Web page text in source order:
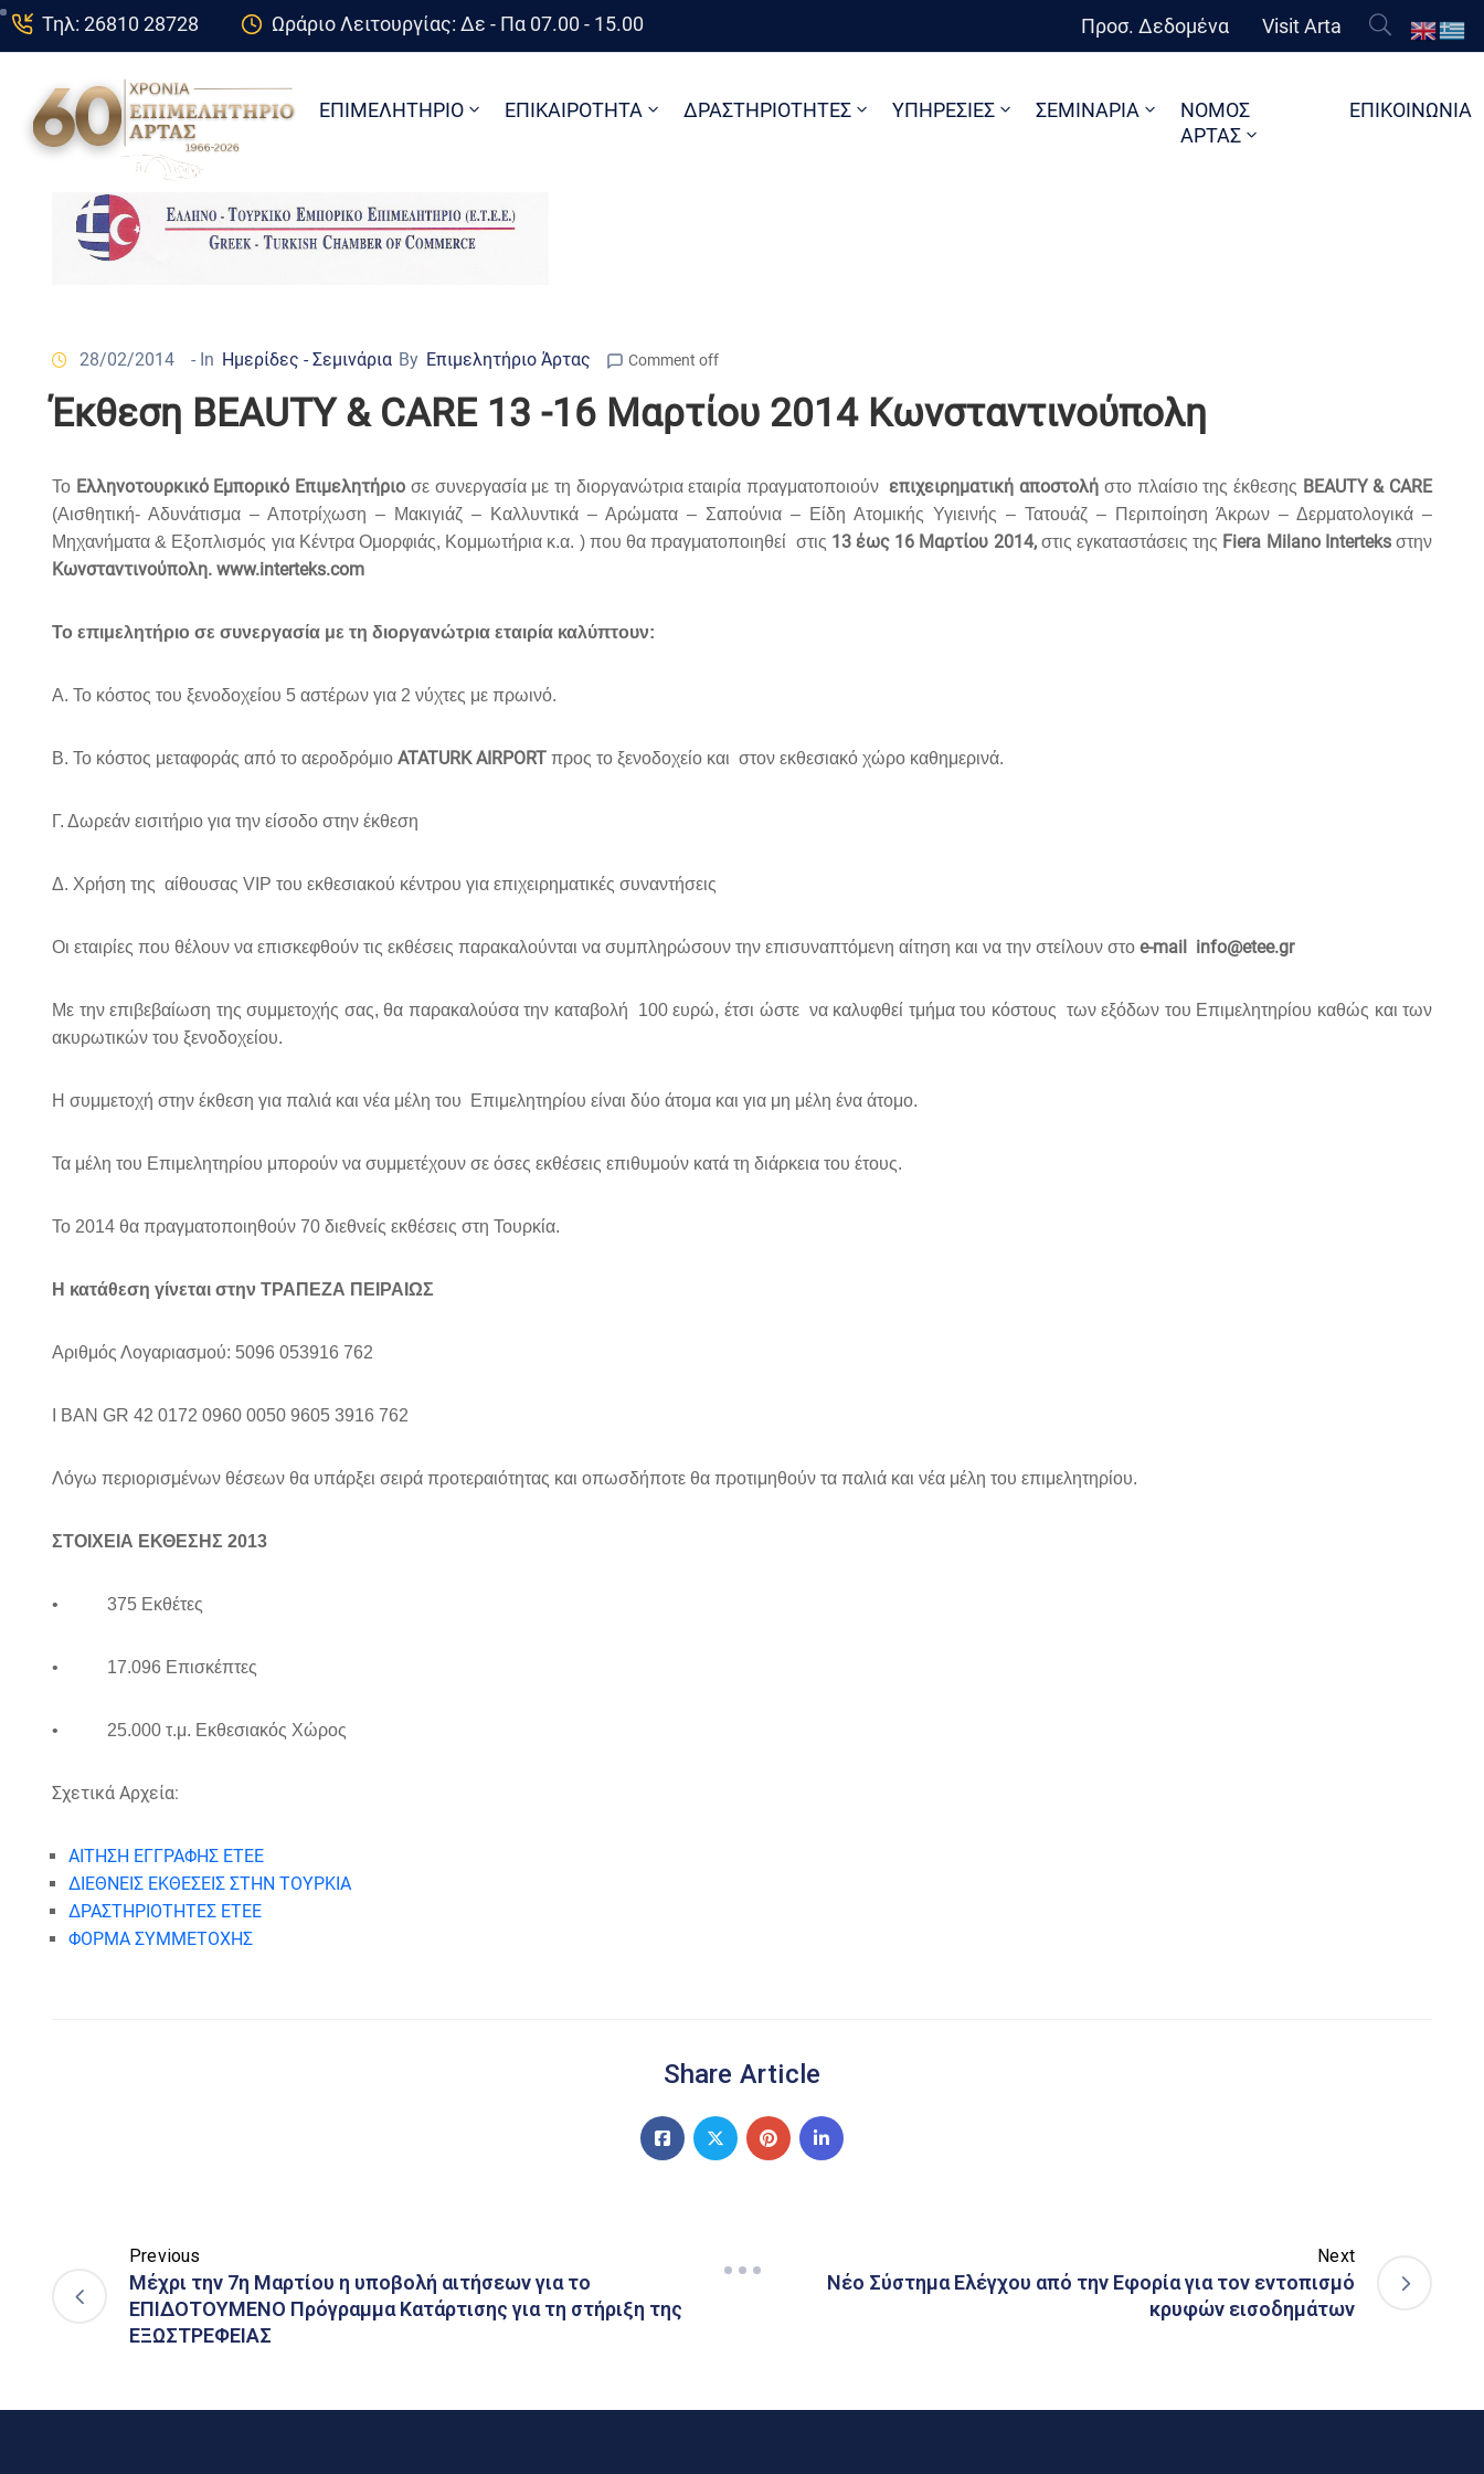
Τηλ: 26810 28728 Ωράριο Λειτουργίας: Δε - Πα 07.00 - 15.00 Προσ. Δεδομένα Visit Arta
ΕΠΙΜΕΛΗΤΗΡΙΟ ΕΠΙΚΑΙΡΟΤΗΤΑ ΔΡΑΣΤΗΡΙΟΤΗΤΕΣ ΥΠΗΡΕΣΙΕΣ ΣΕΜΙΝΑΡΙΑ
ΝΟΜΟΣ
ΑΡΤΑΣ
ΕΠΙΚΟΙΝΩΝΙΑ
28/02/2014 - In Ημερίδες - Σεμινάρια By Επιμελητήριο Άρτας Comment off
Έκθεση BEAUTY & CARE 13 -16 Μαρτίου 2014 Κωνσταντινούπολη
Το Ελληνοτουρκικό Εμπορικό Επιμελητήριο σε συνεργασία με τη διοργανώτρια εταιρία πραγματοποιούν επιχειρηματική αποστολή στο πλαίσιο της έκθεσης BEAUTY & CARE
(Αισθητική- Αδυνάτισμα – Αποτρίχωση – Μακιγιάζ – Καλλυντικά – Αρώματα – Σαπούνια – Είδη Ατομικής Υγιεινής – Τατουάζ – Περιποίηση Άκρων – Δερματολογικά –
Μηχανήματα & Εξοπλισμός για Κέντρα Ομορφιάς, Κομμωτήρια κ.α. ) που θα πραγματοποιηθεί στις 13 έως 16 Μαρτίου 2014,στις εγκαταστάσεις της Fiera Milano Interteksστην
Κωνσταντινούπολη. www.interteks.com
Το επιμελητήριο σε συνεργασία με τη διοργανώτρια εταιρία καλύπτουν:
Α. Το κόστος του ξενοδοχείου 5 αστέρων για 2 νύχτες με πρωινό.
Β. Το κόστος μεταφοράς από το αεροδρόμιο ATATURK AIRPORT προς το ξενοδοχείο και στον εκθεσιακό χώρο καθημερινά.
Γ. Δωρεάν εισιτήριο για την είσοδο στην έκθεση
Δ. Χρήση της αίθουσας VIP του εκθεσιακού κέντρου για επιχειρηματικές συναντήσεις
Οι εταιρίες που θέλουν να επισκεφθούν τις εκθέσεις παρακαλούνται να συμπληρώσουν την επισυναπτόμενη αίτηση και να την στείλουν στο e-mail info@etee.gr
Με την επιβεβαίωση της συμμετοχής σας, θα παρακαλούσα την καταβολή 100 ευρώ, έτσι ώστε να καλυφθεί τμήμα του κόστους των εξόδων του Επιμελητηρίου καθώς και των
ακυρωτικών του ξενοδοχείου.
Η συμμετοχή στην έκθεση για παλιά και νέα μέλη του Επιμελητηρίου είναι δύο άτομα και για μη μέλη ένα άτομο.
Τα μέλη του Επιμελητηρίου μπορούν να συμμετέχουν σε όσες εκθέσεις επιθυμούν κατά τη διάρκεια του έτους.
To 2014 θα πραγματοποιηθούν 70 διεθνείς εκθέσεις στη Τουρκία.
Η κατάθεση γίνεται στην ΤΡΑΠΕΖΑ ΠΕΙΡΑΙΩΣ
Αριθμός Λογαριασμού: 5096 053916 762
I BAN GR 42 0172 0960 0050 9605 3916 762
Λόγω περιορισμένων θέσεων θα υπάρξει σειρά προτεραιότητας και οπωσδήποτε θα προτιμηθούν τα παλιά και νέα μέλη του επιμελητηρίου.
ΣΤΟΙΧΕΙΑ ΕΚΘΕΣΗΣ 2013
• 375 Εκθέτες
• 17.096 Επισκέπτες
• 25.000 τ.μ. Εκθεσιακός Χώρος
Σχετικά Αρχεία:
ΑΙΤΗΣΗ ΕΓΓΡΑΦΗΣ ΕΤΕΕ
ΔΙΕΘΝΕΙΣ ΕΚΘΕΣΕΙΣ ΣΤΗΝ ΤΟΥΡΚΙΑ
ΔΡΑΣΤΗΡΙΟΤΗΤΕΣ ΕΤΕΕ
ΦΟΡΜΑ ΣΥΜΜΕΤΟΧΗΣ
Share Article
Previous
Mέχρι την 7η Μαρτίου η υποβολή αιτήσεων για το
ΕΠΙΔΟΤΟΥΜΕΝΟ Πρόγραμμα Κατάρτισης για τη στήριξη της
ΕΞΩΣΤΡΕΦΕΙΑΣ
Next
Νέο Σύστημα Ελέγχου από την Εφορία για τον εντοπισμό
κρυφών εισοδημάτων